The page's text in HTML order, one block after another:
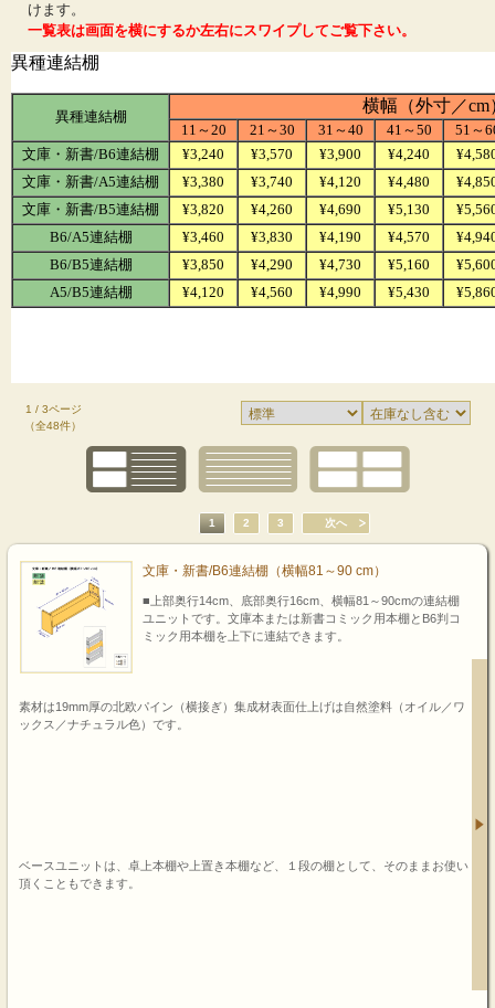
けます。
一覧表は画面を横にするか左右にスワイプしてご覧下さい。
1 / 3ページ
（全48件）
1 2 3 次へ
文庫・新書/B6連結棚（横幅81～90 cm）
■上部奥行14cm、底部奥行16cm、横幅81～90cmの連結棚
ユニットです。文庫本または新書コミック用本棚とB6判コ
ミック用本棚を上下に連結できます。
素材は19mm厚の北欧パイン（横接ぎ）集成材表面仕上げは自然塗料（オイル／ワ
ックス／ナチュラル色）です。
ベースユニットは、卓上本棚や上置き本棚など、１段の棚として、そのままお使い
頂くこともできます。